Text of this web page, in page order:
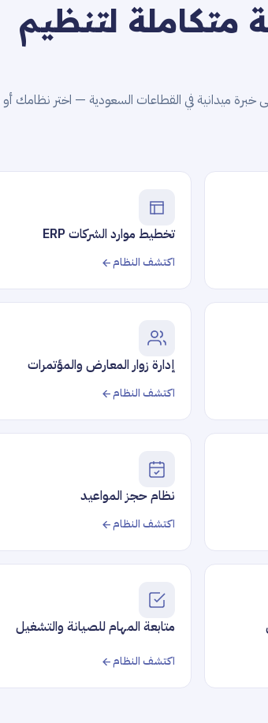
متكاملة لتنظيم
خبرة ميدانية في القطاعات السعودية — اختر نظامك
تخطيط موارد الشركات ERP
اكتشف النظام
إدارة زوار المعارض والمؤتمرات
اكتشف النظام
نظام حجز المواعيد
اكتشف النظام
متابعة المهام للصيانة والتشغيل
اكتشف النظام